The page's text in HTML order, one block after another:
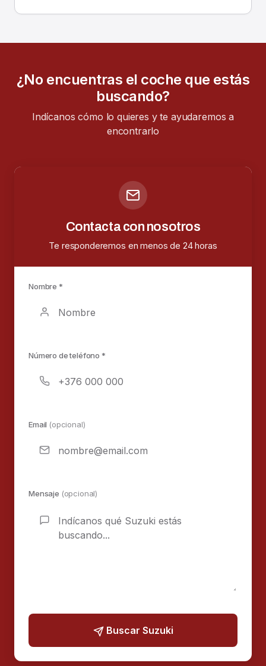
¿No encuentras el coche que estás
buscando?
Indícanos cómo lo quieres y te ayudaremos a
encontrarlo
Contacta con nosotros
Te responderemos en menos de 24 horas
Nombre *
Número de teléfono *
Email (opcional)
Mensaje (opcional)
Buscar Suzuki